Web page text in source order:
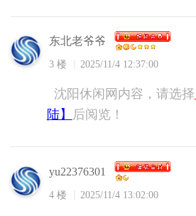
东北老爷爷
3 楼 2025/11/4 12:37:00
沈阳休闲网内容，请选择
陆】
后阅览！
yu22376301
4 楼 2025/11/4 13:02:00